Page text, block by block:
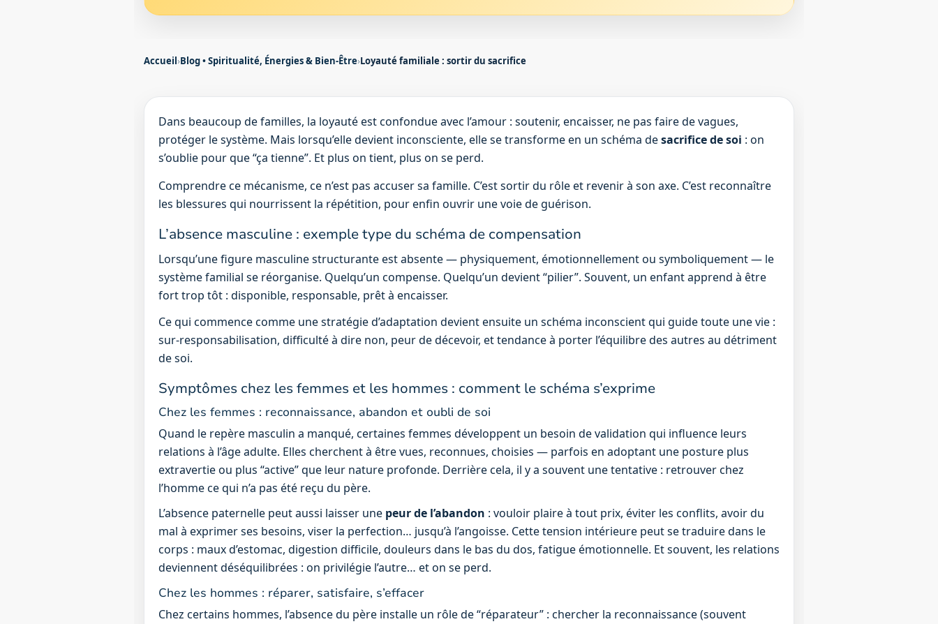
Accueil ›Blog • Spiritualité, Énergies & Bien-Être›Loyauté familiale : sortir du sacrifice
Dans beaucoup de familles, la loyauté est confondue avec l’amour : soutenir, encaisser, ne pas faire de vagues,
protéger le système. Mais lorsqu’elle devient inconsciente, elle se transforme en un schéma desacrifice de soi : on
s’oublie pour que “ça tienne”. Et plus on tient, plus on se perd.
Comprendre ce mécanisme, ce n’est pas accuser sa famille. C’est sortir du rôle et revenir à son axe. C’est reconnaître
les blessures qui nourrissent la répétition, pour enfin ouvrir une voie de guérison.
L’absence masculine : exemple type du schéma de compensation
Lorsqu’une figure masculine structurante est absente — physiquement, émotionnellement ou symboliquement — le
système familial se réorganise. Quelqu’un compense. Quelqu’un devient “pilier”. Souvent, un enfant apprend à être
fort trop tôt : disponible, responsable, prêt à encaisser.
Ce qui commence comme une stratégie d’adaptation devient ensuite un schéma inconscient qui guide toute une vie :
sur-responsabilisation, difficulté à dire non, peur de décevoir, et tendance à porter l’équilibre des autres au détriment
de soi.
Symptômes chez les femmes et les hommes : comment le schéma s’exprime
Chez les femmes : reconnaissance, abandon et oubli de soi
Quand le repère masculin a manqué, certaines femmes développent un besoin de validation qui influence leurs
relations à l’âge adulte. Elles cherchent à être vues, reconnues, choisies — parfois en adoptant une posture plus
extravertie ou plus “active” que leur nature profonde. Derrière cela, il y a souvent une tentative : retrouver chez
l’homme ce qui n’a pas été reçu du père.
L’absence paternelle peut aussi laisser une peur de l’abandon : vouloir plaire à tout prix, éviter les conflits, avoir du
mal à exprimer ses besoins, viser la perfection… jusqu’à l’angoisse. Cette tension intérieure peut se traduire dans le
corps : maux d’estomac, digestion difficile, douleurs dans le bas du dos, fatigue émotionnelle. Et souvent, les relations
deviennent déséquilibrées : on privilégie l’autre… et on se perd.
Chez les hommes : réparer, satisfaire, s’effacer
Chez certains hommes, l’absence du père installe un rôle de “réparateur” : chercher la reconnaissance (souvent